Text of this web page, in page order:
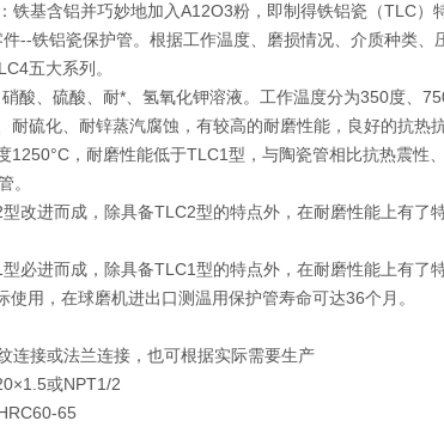
铁基含铝并巧妙地加入A12O3粉，即制得铁铝瓷（TLC
件--铁铝瓷保护管。根据工作温度、磨损情况、介质种类
五大系列。
酸、硫酸、耐*、氢氧化钾溶液。工作温度分为350度、
耐硫化、耐锌蒸汽腐蚀，有较高的耐磨性能，良好的抗热
1250°C，耐磨性能低于TLC1型，与陶瓷管相比抗热震性
。
改进而成，除具备TLC2型的特点外，在耐磨性能上有了
必进而成，除具备TLC1型的特点外，在耐磨性能上有了
使用，在球磨机进出口测温用保护管寿命可达36个月。
连接或法兰连接，也可根据实际需要生产
或NPT1/2
HRC60-65